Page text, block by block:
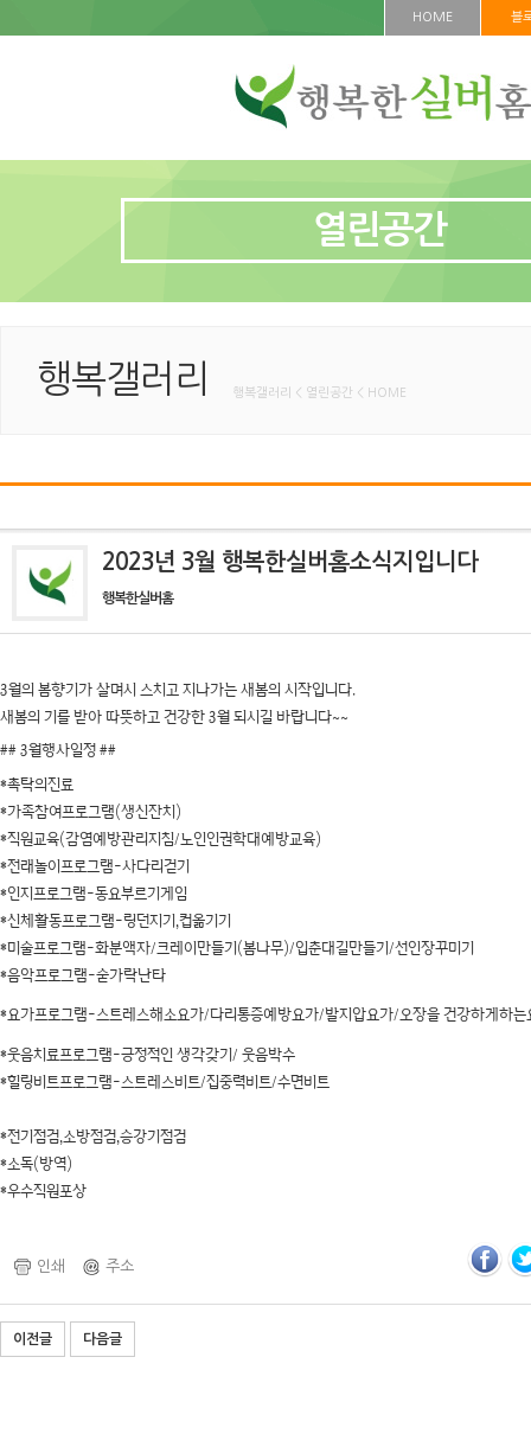
HOME 블
열린공간
행복갤러리 행복갤러리 < 열린공간 < HOME
2023년 3월 행복한실버홈소식지입니다
행복한실버홈
3월의 봄향기가 살며시 스치고 지나가는 새봄의 시작입니다.
새봄의 기를 받아 따뜻하고 건강한 3월 되시길 바랍니다~~
## 3월행사일정##
*촉탁의진료
*가족참여프로그램(생신잔치)
*직원교육(감염예방관리지침/노인인권학대예방교육)
*전래놀이프로그램-사다리걷기
*인지프로그램-동요부르기게임
*신체활동프로그램-링던지기,컵옮기기
*미술프로그램-화분액자/크레이만들기(봄나무)/입춘대길만들기/선인장꾸미기
*음악프로그램-숟가락난타
*요가프로그램-스트레스해소요가/다리통증예방요가/발지압요가/오장을 건강하게하는
*웃음치료프로그램-긍정적인 생각갖기/ 웃음박수
*힐링비트프로그램-스트레스비트/집중력비트/수면비트
*전기점검,소방점검,승강기점검
*소독(방역)
*우수직원포상
인쇄 주소
이전글 다음글